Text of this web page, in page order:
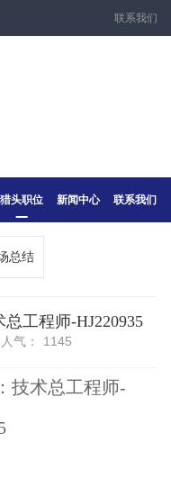
联系我们
猎头职位 新闻中心 联系我们
总结
工程师-HJ220935
人气： 1145
技术总工程师-